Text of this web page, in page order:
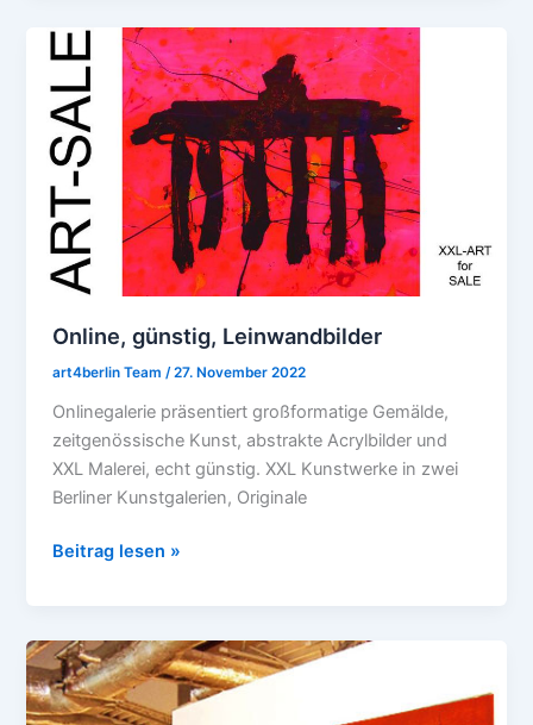
Online, günstig, Leinwandbilder
art4berlin Team /27. November 2022
Onlinegalerie präsentiert großformatige Gemälde,
zeitgenössische Kunst, abstrakte Acrylbilder und
XXL Malerei, echt günstig. XXL Kunstwerke in zwei
Berliner Kunstgalerien, Originale
Online,
günstig,
Leinwandbilder
Beitrag lesen »
Moderne
Kunst
im